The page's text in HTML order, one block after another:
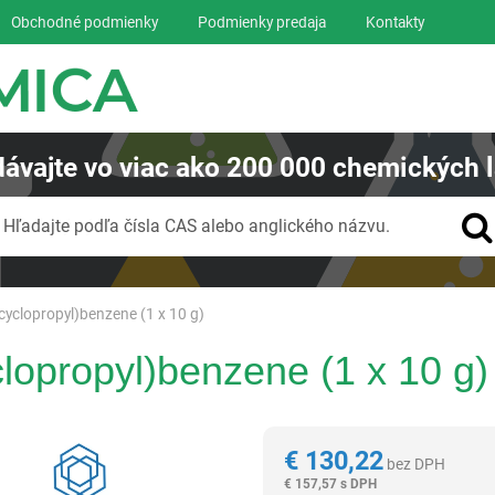
(1 x 10 g)
(1 x 10 g)
€130,22 bez DPH
€ 157,57 s DPH
Obchodné podmienky Podmienky predaja Kontakty
vo viac ako200 000 chemických
Hľadajte podľa čísla CAS alebo anglického názvu.